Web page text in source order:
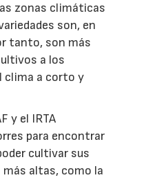
zonas climáticas
son, en
tanto, son más
a los
clima a corto y
y el IRTA
para encontrar
cultivar sus
altas, como la